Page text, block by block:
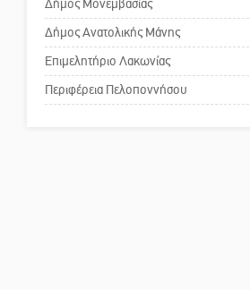
Το δικό σας
κοινωνικής
Δήμος Μονεμβασίας
Δήμος Ανατολικής Μάνης
Επιμελητήριο Λακωνίας
Περιφέρεια Πελοποννήσου